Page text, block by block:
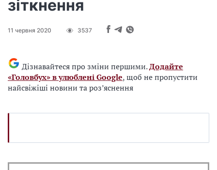
зіткнення
11 червня 2020 3537
Дізнавайтеся про зміни першими.Додайте
«Головбух» в улюблені Google, щоб не пропустити
найсвіжіші новини та роз’яснення